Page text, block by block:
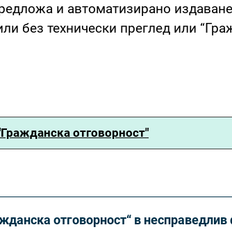
и автоматизирано
без технически преглед или
отговорност"
отговорност“ в